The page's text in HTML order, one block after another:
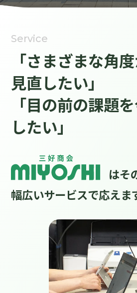
Service
「さまざまな角
見直したい」
「目の前の課題
したい」
はそ
幅広いサービスで応えま